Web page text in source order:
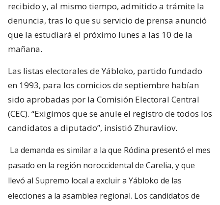
recibido y, al mismo tiempo, admitido a trámite la
denuncia, tras lo que su servicio de prensa anunció
que la estudiará el próximo lunes a las 10 de la
mañana.
Las listas electorales de Yábloko, partido fundado
en 1993, para los comicios de septiembre habían
sido aprobadas por la Comisión Electoral Central
(CEC). “Exigimos que se anule el registro de todos los
candidatos a diputado”, insistió Zhuravliov.
La demanda es similar a la que Ródina presentó el mes
pasado en la región noroccidental de Carelia, y que
llevó al Supremo local a excluir a Yábloko de las
elecciones a la asamblea regional. Los candidatos de